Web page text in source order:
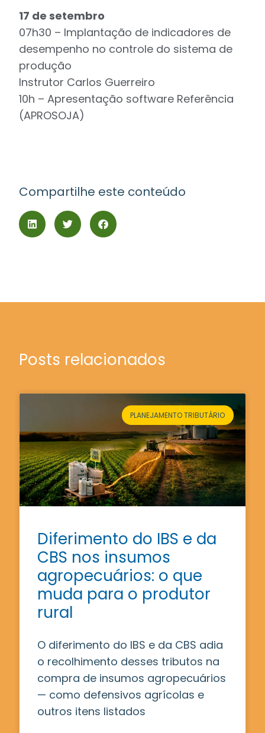
17 de setembro
07h30 – Implantação de indicadores de
desempenho no controle do sistema de
produção
Instrutor Carlos Guerreiro
10h – Apresentação software Referência
(APROSOJA)
Compartilhe este conteúdo
Posts relacionados
PLANEJAMENTO TRIBUTÁRIO
Diferimento do IBS e da
CBS nos insumos
agropecuários: o que
muda para o produtor
rural
O diferimento do IBS e da CBS adia
o recolhimento desses tributos na
compra de insumos agropecuários
— como defensivos agrícolas e
outros itens listados